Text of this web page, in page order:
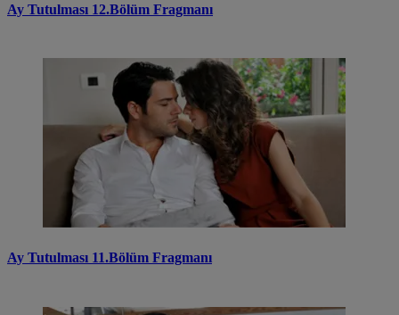
Ay Tutulması 12.Bölüm Fragmanı
Ay Tutulması 11.Bölüm Fragmanı